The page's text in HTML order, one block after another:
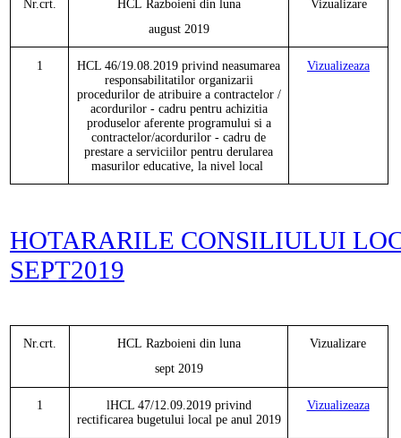
Nr.crt. HCL Razboieni din luna
august 2019
Vizualizare
1
HCL 46/19.08.2019 privind neasumarea
responsabilitatilor organizarii
procedurilor de atribuire a contractelor /
acordurilor - cadru pentru achizitia
produselor aferente programului si a
contractelor/acordurilor - cadru de
prestare a serviciilor pentru derularea
masurilor educative, la nivel local
Vizualizeaza
HOTARARILE CONSILIULUI
SEPT2019
Nr.crt. HCL Razboieni din luna
sept 201 9
Vizualizare
1
lHCL 47/12.09.2019 privind
rectificarea bugetului local pe anul 2019
Vizualizeaza